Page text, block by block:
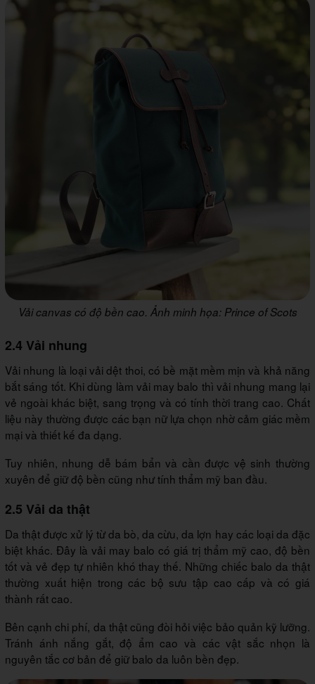
Vải canvas có độ bền cao. Ảnh minh họa: Prince of Scots
2.4 Vải nhung
Vải nhung là loại vải dệt thoi, có bề mặt mềm mịn và khả năng
bắt sáng tốt. Khi dùng làm vải may balo thì vải nhung mang lại
vẻ ngoài khác biệt, sang trọng và có tính thời trang cao. Chất
liệu này thường được các bạn nữ lựa chọn nhờ cảm giác mềm
mại và thiết kế đa dạng.
Tuy nhiên, nhung dễ bám bẩn và cần được vệ sinh thường
xuyên để giữ độ bền cũng như tính thẩm mỹ ban đầu.
2.5 Vải da thật
Da thật được xử lý từ da bò, da cừu, da lợn hay các loại da đặc
biệt khác. Đây là vải may balo có giá trị thẩm mỹ cao, độ bền
tốt và vẻ đẹp tự nhiên khó thay thế. Những chiếc balo da thật
thường xuất hiện trong các bộ sưu tập cao cấp và có giá
thành rất cao.
Bên cạnh chi phí, da thật cũng đòi hỏi việc bảo quản kỹ lưỡng.
Tránh ánh nắng gắt, độ ẩm cao và các vật sắc nhọn là
nguyên tắc cơ bản để giữ balo da luôn bền đẹp.